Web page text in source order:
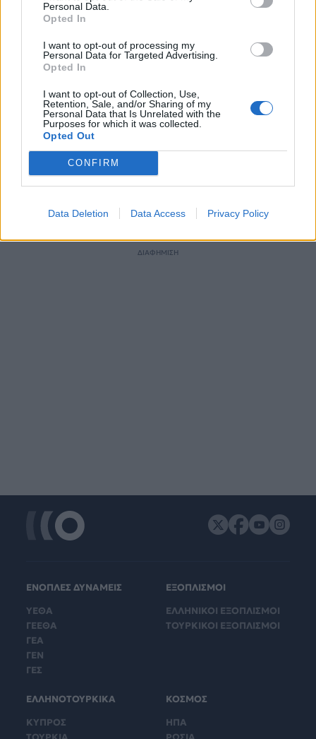
Personal Data.
Opted In
I want to opt-out of processing my
Personal Data for Targeted Advertising.
Opted In
I want to opt-out of Collection, Use,
Retention, Sale, and/or Sharing of my
Personal Data that Is Unrelated with the
Purposes for which it was collected.
Opted Out
CONFIRM
Data Deletion Data Access Privacy Policy
Eitan: Ο ισραηλινός στρατός παρέλαβε
τα πρώτα προηγμένα τεθωρακισμένα
οχήματα μεταφοράς προσωπικού [vid]
Οι Ισραηλινές Αμυντικές Δυνάμεις (IDF)
παρέλαβαν τα πρώτα προηγμένα
τεθωρακισμένα οχήματα μεταφοράς
προσωπικού (APC) τύπου Eitan.
29 ΜΑΙ. 2023, 18:28
ΣΕΛΙΔΑ1ΑΠΟ
ΔΙΑΦΗΜΙΣΗ
ΕΝΟΠΛΕΣ ΔΥΝΑΜΕΙΣ
ΥΕΘΑ
ΓΕΕΘΑ
ΓΕΑ
ΓΕΝ
ΓΕΣ
ΕΞΟΠΛΙΣΜΟΙ
ΕΛΛΗΝΙΚΟΙ ΕΞΟΠΛΙΣΜΟΙ
ΤΟΥΡΚΙΚΟΙ ΕΞΟΠΛΙΣΜΟΙ
ΕΛΛΗΝΟΤΟΥΡΚΙΚΑ
ΚΥΠΡΟΣ
ΚΟΣΜΟΣ
ΗΠΑ